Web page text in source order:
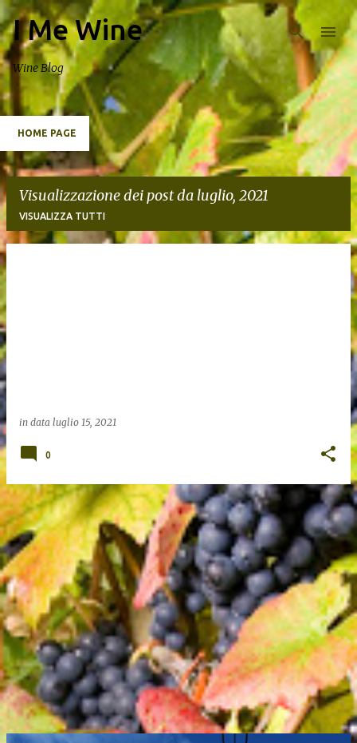
Passa ai contenuti principali
I Me Wine
Wine Blog
HOME PAGE
Visualizzazione dei post da luglio, 2021
VISUALIZZA TUTTI
P
o
s
t
in data luglio 15, 2021
0